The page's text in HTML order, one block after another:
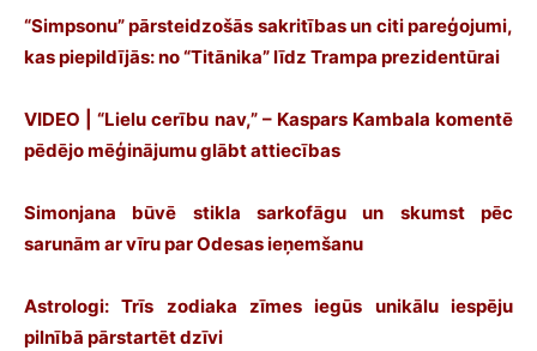
“Simpsonu” pārsteidzošās sakritības un citi pareģojumi,
kas piepildījās: no “Titānika” līdz Trampa prezidentūrai
VIDEO | “Lielu cerību nav,” – Kaspars Kambala komentē
pēdējo mēģinājumu glābt attiecības
Simonjana būvē stikla sarkofāgu un skumst pēc
sarunām ar vīru par Odesas ieņemšanu
Astrologi: Trīs zodiaka zīmes iegūs unikālu iespēju
pilnībā pārstartēt dzīvi